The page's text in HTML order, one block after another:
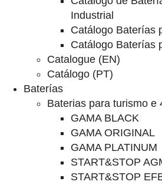
Industrial
Catálogo Baterías
Catálogo Baterías
Catalogue (EN)
Catálogo (PT)
Baterías
Baterias para turismo e
GAMA BLACK
GAMA ORIGINAL
GAMA PLATINUM
START&STOP
START&STOP